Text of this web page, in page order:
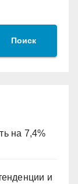
Поиск
на 7,4%
и